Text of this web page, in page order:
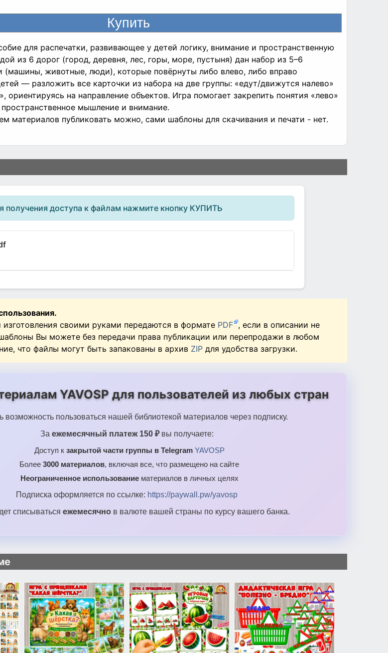
для распечатки, развивающее у детей логику, внимание и пространственную
из 6 дорог (город, деревня, лес, горы, море, пустыня) дан набор из 5–6
(машины, животные, люди), которые повёрнуты либо влево, либо вправо
— разложить все карточки из набора на две группы: «едут/движутся налево»
ориентируясь на направление объектов. Игра помогает закрепить понятия «лево»
пространственное мышление и внимание.
материалов публиковать можно, сами шаблоны для скачивания и печати - нет.
получения доступа к файлам нажмите кнопку КУПИТЬ
своими руками передаются в формате PDF , если в описании не
Вы можете без передачи права публикации или перепродажи в любом
что файлы могут быть запакованы в архив ZIP для удобства загрузки.
YAVOSP для пользователей из любых стран
возможность пользоваться нашей библиотекой материалов через подписку.
За ежемесячный платеж 150 ₽вы получаете:
Доступ к закрытой части группы в Telegram YAVOSP
Более 3000 материалов, включая все, что размещено на сайте
Неограниченное использованиематериалов в личных целях
Подписка оформляется по ссылке: https://paywall.pw/yavosp
списываться ежемесячно в валюте вашей страны по курсу вашего банка.